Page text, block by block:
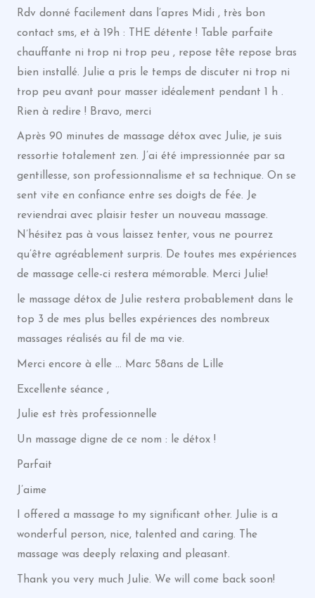
Rdv donné facilement dans l’apres Midi , très bon
contact sms, et à 19h : THE détente ! Table parfaite
chauffante ni trop ni trop peu , repose tête repose bras
bien installé. Julie a pris le temps de discuter ni trop ni
trop peu avant pour masser idéalement pendant 1 h .
Rien à redire ! Bravo, merci
Après 90 minutes de massage détox avec Julie, je suis
ressortie totalement zen. J’ai été impressionnée par sa
gentillesse, son professionnalisme et sa technique. On se
sent vite en confiance entre ses doigts de fée. Je
reviendrai avec plaisir tester un nouveau massage.
N’hésitez pas à vous laissez tenter, vous ne pourrez
qu’être agréablement surpris. De toutes mes expériences
de massage celle-ci restera mémorable. Merci Julie!
le massage détox de Julie restera probablement dans le
top 3 de mes plus belles expériences des nombreux
massages réalisés au fil de ma vie.
Merci encore à elle … Marc 58ans de Lille
Excellente séance ,
Julie est très professionnelle
Un massage digne de ce nom : le détox !
Parfait
J’aime
I offered a massage to my significant other. Julie is a
wonderful person, nice, talented and caring. The
massage was deeply relaxing and pleasant.
Thank you very much Julie. We will come back soon!